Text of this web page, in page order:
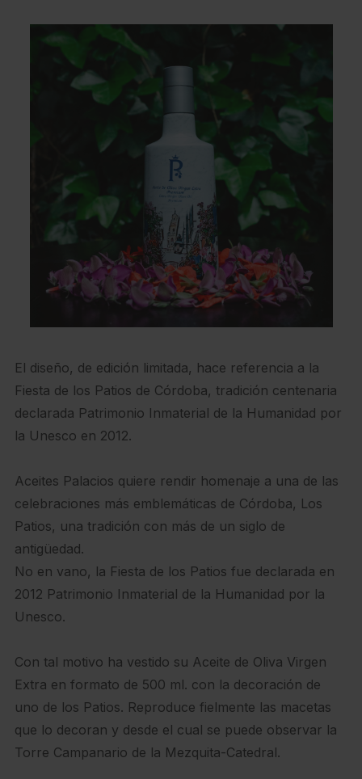
El diseño, de edición limitada, hace referencia a la
Fiesta de los Patios de Córdoba, tradición centenaria
declarada Patrimonio Inmaterial de la Humanidad por
la Unesco en 2012.
Aceites Palacios quiere rendir homenaje a una de las
celebraciones más emblemáticas de Córdoba, Los
Patios, una tradición con más de un siglo de
antigüedad.
No en vano, la Fiesta de los Patios fue declarada en
2012 Patrimonio Inmaterial de la Humanidad por la
Unesco.
Con tal motivo ha vestido su Aceite de Oliva Virgen
Extra en formato de 500 ml. con la decoración de
uno de los Patios. Reproduce fielmente las macetas
que lo decoran y desde el cual se puede observar la
Torre Campanario de la Mezquita-Catedral.